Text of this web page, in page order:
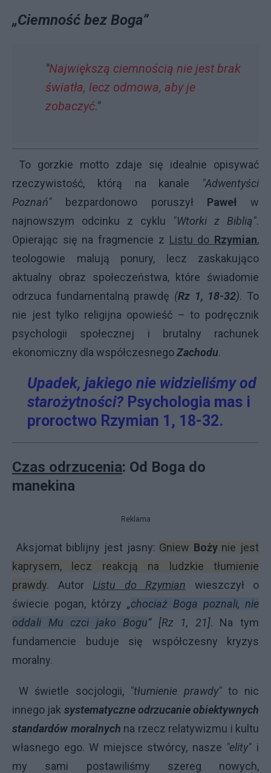
„Ciemność bez Boga”
"Największą ciemnością nie jest brak
światła, lecz odmowa, aby je
zobaczyć."
To gorzkie motto zdaje się idealnie opisywać
rzeczywistość, którą na kanale "Adwentyści
Poznań" bezpardonowo poruszył Paweł w
najnowszym odcinku z cyklu "Wtorki z Biblią".
Opierając się na fragmencie z Listu do Rzymian,
teologowie malują ponury, lecz zaskakująco
aktualny obraz społeczeństwa, które świadomie
odrzuca fundamentalną prawdę (Rz 1, 18-32). To
nie jest tylko religijna opowieść – to podręcznik
psychologii społecznej i brutalny rachunek
ekonomiczny dla współczesnegoZachodu.
Upadek, jakiego nie widzieliśmy od
starożytności? Psychologia mas i
proroctwo Rzymian 1, 18-32.
Czas odrzucenia: Od Boga do
manekina
Reklama
Aksjomat biblijny jest jasny: Gniew Bożynie jest
kaprysem, lecz reakcją na ludzkie tłumienie
prawdy. Autor Listu do Rzymian wieszczył o
świecie pogan, którzy „chociaż Boga poznali, nie
oddali Mu czci jako Bogu” [Rz 1, 21]. Na tym
fundamencie buduje się współczesny kryzys
moralny.
W świetle socjologii, "tłumienie prawdy"to nic
innego jak systematyczne odrzucanie obiektywnych
standardów moralnych na rzecz relatywizmu i kultu
własnego ego. W miejsce stwórcy, nasze "elity" i
my sami postawiliśmy szereg nowych,